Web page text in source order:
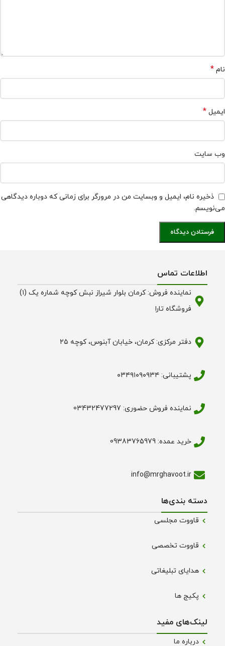
نام *
ایمیل *
وب‌ سایت
ذخیره نام، ایمیل و وبسایت من در مرورگر برای زمانی که دوباره دیدگاهی
می‌نویسم.
اطلاعات تماس
نماینده فروش: کرمان بلوار شیراز نبش کوچه شماره یک (۱)
فروشگاه تارا
دفتر مرکزی: کرمان، خیابان آبنوس، کوچه ۲۵
پشتیبانی: ۰۳۴۹۱۰۹۰۹۳۴
نماینده فروش حضوری: 03432477297
خرید عمده: 09383765979
info@mrghavoot.ir
دسته بندی‌ها
قاووت مجلسی
قاووت تخصصی
هدایای تبلیغاتی
پکیج ها
لینک‌های مفید
درباره ما